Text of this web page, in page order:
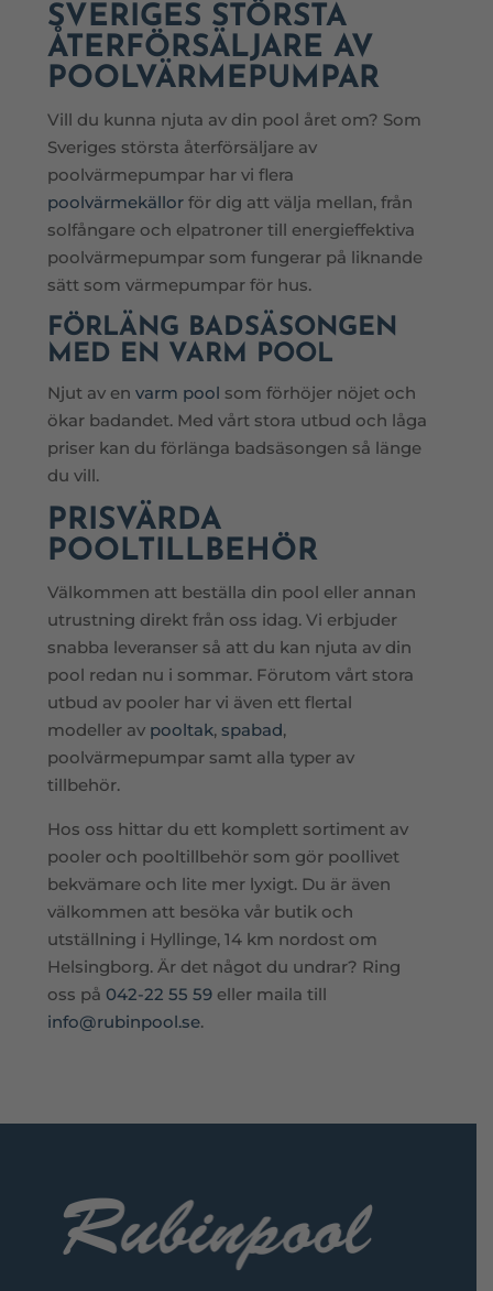
SVERIGES STÖRSTA
ÅTERFÖRSÄLJARE AV
POOLVÄRMEPUMPAR
Vill du kunna njuta av din pool året om? Som
Sveriges största återförsäljare av
poolvärmepumpar har vi flera
poolvärmekällor för dig att välja mellan, från
solfångare och elpatroner till energieffektiva
poolvärmepumpar som fungerar på liknande
sätt som värmepumpar för hus.
FÖRLÄNG BADSÄSONGEN
MED EN VARM POOL
Njut av envarm pool som förhöjer nöjet och
ökar badandet. Med vårt stora utbud och låga
priser kan du förlänga badsäsongen så länge
du vill.
PRISVÄRDA
POOLTILLBEHÖR
Välkommen att beställa din pool eller annan
utrustning direkt från oss idag. Vi erbjuder
snabba leveranser så att du kan njuta av din
pool redan nu i sommar. Förutom vårt stora
utbud av pooler har vi även ett flertal
modeller av pooltak,spabad,
poolvärmepumpar samt alla typer av
tillbehör.
Hos oss hittar du ett komplett sortiment av
pooler och pooltillbehör som gör poollivet
bekvämare och lite mer lyxigt. Du är även
välkommen att besöka vår butik och
utställning i Hyllinge, 14 km nordost om
Helsingborg. Är det något du undrar? Ring
oss på 042-22 55 59 eller maila till
info@rubinpool.se.